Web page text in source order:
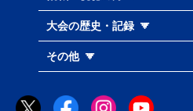
大会の歴史・記録
その他